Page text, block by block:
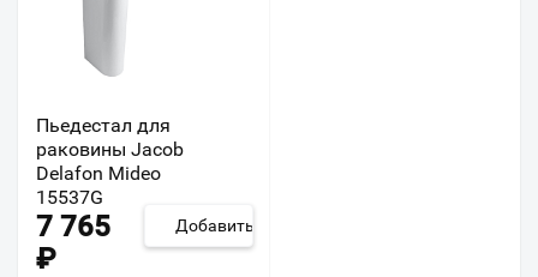
Пьедестал для
раковины Jacob
Delafon Mideo
15537G
7 765
₽
Добавить